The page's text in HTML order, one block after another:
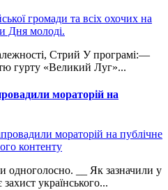
Стрий У програмі:—
гурту «Великий Луг»...
мораторій на
одноголосно. __ Як зазначили у
українського...